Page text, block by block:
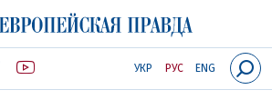
УКР РУС ENG